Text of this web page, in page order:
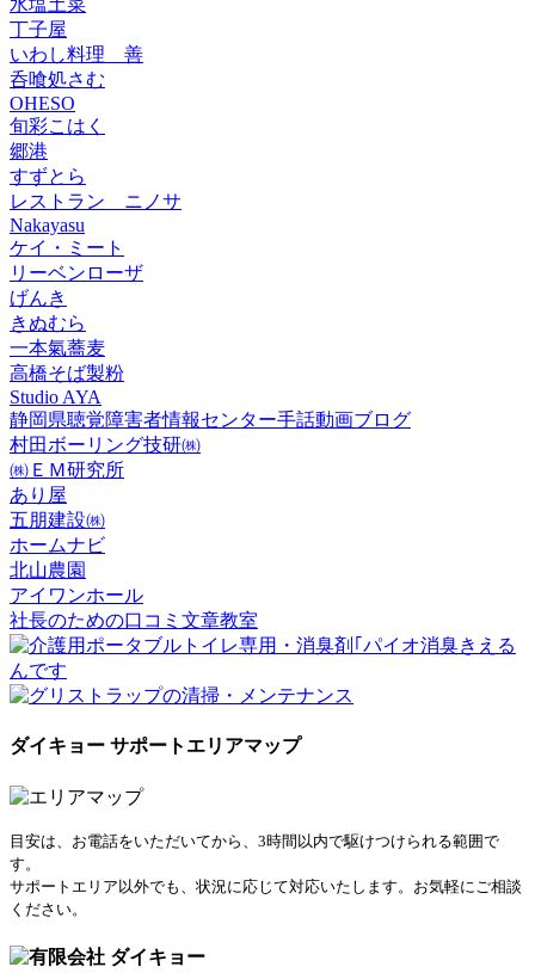
水塩土菜
丁子屋
いわし料理 善
呑喰処さむ
OHESO
旬彩こはく
郷港
すずとら
レストラン ニノサ
Nakayasu
ケイ・ミート
リーベンローザ
げんき
きぬむら
一本氣蕎麦
高橋そば製粉
Studio AYA
静岡県聴覚障害者情報センター手話動画ブログ
村田ボーリング技研㈱
㈱ＥＭ研究所
あり屋
五朋建設㈱
ホームナビ
北山農園
アイワンホール
社長のための口コミ文章教室
ダイキョー サポートエリアマップ
目安は、お電話をいただいてから、3時間以内で駆けつけられる範囲で
す。
サポートエリア以外でも、状況に応じて対応いたします。お気軽にご相談
ください。